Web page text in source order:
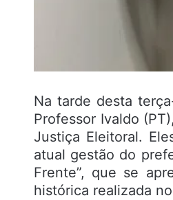
Na tarde desta
Professor Ivaldo
Justiça Eleitoral.
atual gestão do
Frente”, que se
histórica realizada